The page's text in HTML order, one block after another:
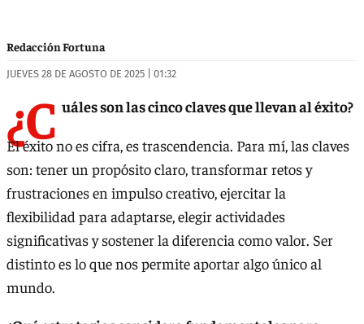
Redacción Fortuna
JUEVES 28 DE AGOSTO DE 2025 | 01:32
¿C uáles son las cinco claves que llevan al éxito?
El éxito no es cifra, es trascendencia. Para mí, las claves
son: tener un propósito claro, transformar retos y
frustraciones en impulso creativo, ejercitar la
flexibilidad para adaptarse, elegir actividades
significativas y sostener la diferencia como valor. Ser
distinto es lo que nos permite aportar algo único al
mundo.